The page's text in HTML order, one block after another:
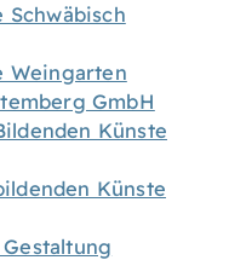
Schwäbisch
Weingarten
GmbH
Künste
Künste